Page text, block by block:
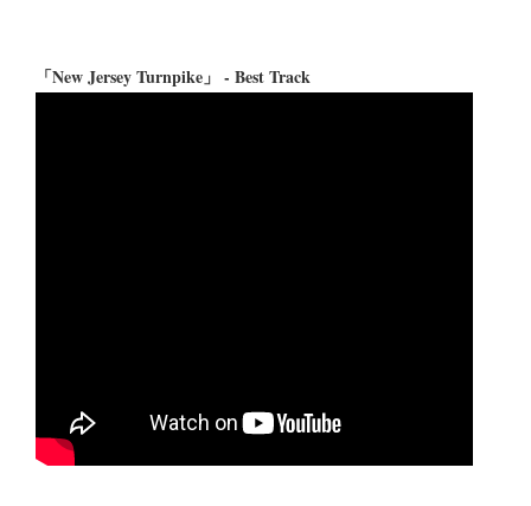
「New Jersey Turnpike」 - Best Track